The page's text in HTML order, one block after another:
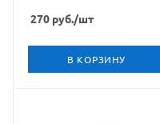
270 руб./шт
В КОРЗИНУ